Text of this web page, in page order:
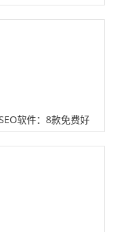
软件：8款免费好
优化必备软件